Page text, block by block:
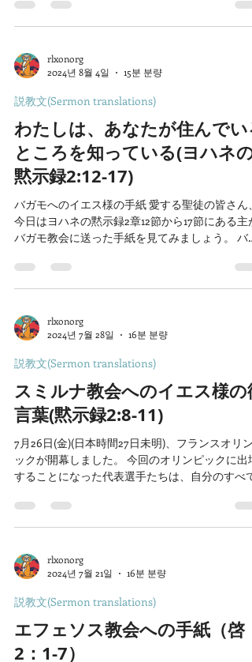
さるイエス様のメッセージを見ていきたいと思い
ます。 ...
rlxonorg
2024년 8월 4일
15분 분량
説教文(Sermon translations)
わたしは、あなたが住んでい
ところを知っている(ヨハネの
黙示録2:12-17)
バガモへのイエス様の手紙 愛する聖徒の皆さん、
今日はヨハネの黙示録2章12節から17節にある主が
バガモ教会に送った手紙を見てみましょう。 バガ
ャンたちには多くの試練があるところでした。...
rlxonorg
2024년 7월 28일
16분 분량
説教文(Sermon translations)
スミルナ教会へのイエス様の御
言葉(黙示録2:8-11)
7月26日(金)(日本時間27日未明)、フランスオリン
ックが開幕しました。 今回のオリンピックに出場
することになった代表選手たちは、自分のすべて
をしているのを見ることができます。この時期の
テレビ放送番組では、オリンピックに出場す...
rlxonorg
2024년 7월 21일
16분 분량
説教文(Sermon translations)
エフェソス教会への手紙（啓
2：1-7）